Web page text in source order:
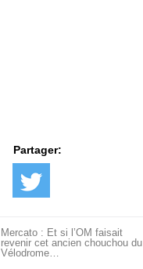
Partager:
Mercato : Et si l’OM faisait
revenir cet ancien chouchou du
Vélodrome…